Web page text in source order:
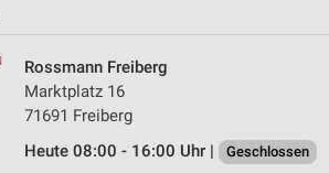
Rossmann Freiberg
Marktplatz 16
71691 Freiberg
Heute 08:00 - 16:00 Uhr |
Geschlossen